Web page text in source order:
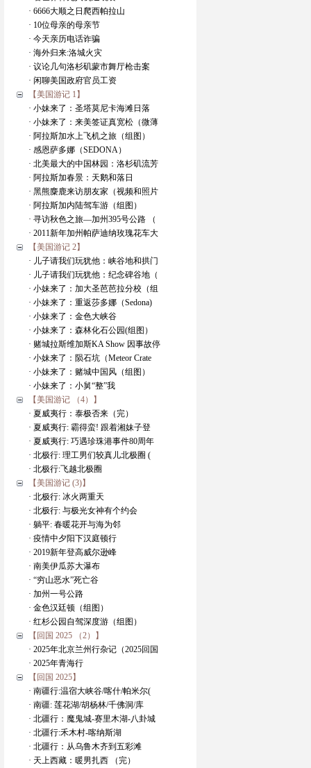
· 6666大顺之日爬西帕拉山
· 10位母亲的母亲节
· 今天亲历电话诈骗
· 海外归来:洛城火灾
· 议论几句洛杉矶蒙市舞厅枪击案
· 闲聊美国政府官员工资
【美国游记 1】
· 小妹来了：圣塔莫尼卡海滩日落
· 小妹来了：来美签证真宽松（微薄
· 阿拉斯加水上飞机之旅（组图）
· 感恩萨多娜（SEDONA）
· 北美最大的中国林园：洛杉矶流芳
· 阿拉斯加春景：天鹅和落日
· 黑熊麋鹿来访朋友家（视频和照片
· 阿拉斯加内陆驾车游（组图）
· 寻访秋色之旅—加州395号公路 （
· 2011新年加州帕萨迪纳玫瑰花车大
【美国游记 2】
· 儿子请我们玩犹他：峡谷地和拱门
· 儿子请我们玩犹他：纪念碑谷地（
· 小妹来了：加大圣芭芭拉分校（组
· 小妹来了：重返莎多娜（Sedona)
· 小妹来了：金色大峡谷
· 小妹来了：森林化石公园(组图）
· 赌城拉斯维加斯KA Show 因事故停
· 小妹来了：陨石坑（Meteor Crate
· 小妹来了：赌城中国风（组图）
· 小妹来了：小舅“整”我
【美国游记 （4）】
· 夏威夷行：泰极否来（完）
· 夏威夷行: 霸得蛮! 跟着湘妹子登
· 夏威夷行: 巧遇珍珠港事件80周年
· 北极行: 理工男们较真儿北极圈 (
· 北极行:飞越北极圈
【美国游记 (3)】
· 北极行: 冰火两重天
· 北极行: 与极光女神有个约会
· 躺平: 春暖花开与海为邻
· 疫情中夕阳下汉庭顿行
· 2019新年登高威尔逊峰
· 南美伊瓜苏大瀑布
· “穷山恶水”死亡谷
· 加州一号公路
· 金色汉廷顿（组图）
· 红杉公园自驾深度游（组图）
【回国 2025 （2）】
· 2025年北京兰州行杂记（2025回国
· 2025年青海行
【回国 2025】
· 南疆行:温宿大峡谷/喀什/帕米尔(
· 南疆: 莲花湖/胡杨林/千佛洞/库
· 北疆行：魔鬼城-赛里木湖-八卦城
· 北疆行:禾木村-喀纳斯湖
· 北疆行：从乌鲁木齐到五彩滩
· 天上西藏：暖男扎西 （完）